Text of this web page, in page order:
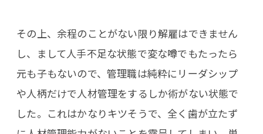
その上、余程のことがない限り解雇はできません
し、まして人手不足な状態で変な噂でもたったら
元も子もないので、管理職は純粋にリーダシップ
や人柄だけで人材管理をするしか術がない状態で
した。これはかなりキツそうで、全く歯が立たず